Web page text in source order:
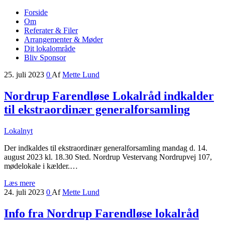
Nordrup Farendløse Lokalråd
Midt i naturen tæt på alt!
Forside
Om
Referater & Filer
Arrangementer & Møder
Dit lokalområde
Bliv Sponsor
25. juli 2023 0 Af Mette Lund
Nordrup Farendløse Lokalråd indkalder
til ekstraordinær generalforsamling
Lokalnyt
Der indkaldes til ekstraordinær generalforsamling mandag d. 14.
august 2023 kl. 18.30 Sted. Nordrup Vestervang Nordrupvej 107,
mødelokale i kælder.…
Læs mere
24. juli 2023 0 Af Mette Lund
Info fra Nordrup Farendløse lokalråd